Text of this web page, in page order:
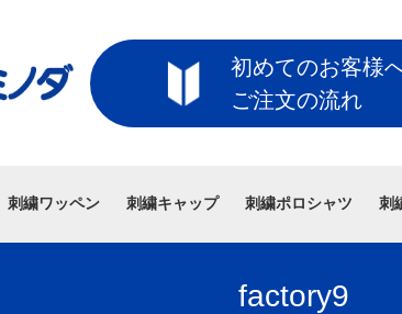
初めてのお客様
ご注文の流れ
刺繍ワッペン 刺繍キャップ 刺繍ポロシャツ 刺
factory9